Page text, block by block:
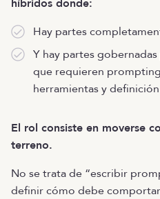
híbridos donde:
Hay partes
Y hay partes
que requieren
herramientas y
El rol consiste en moverse
terreno.
No se trata de “escribir
definir cómo debe